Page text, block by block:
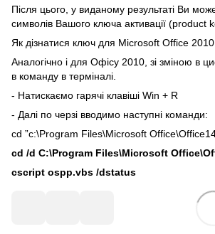
Після цього, у виданому результаті Ви
символів Вашого ключа активації (product
Як дізнатися ключ для Microsoft Office 2010
Аналогічно і для Офісу 2010, зі зміною в
в команду в терміналі.
- Натискаємо гарячі клавіші Win + R
- Далі по черзі вводимо наступні команди:
cd ”c:\Program Files\Microsoft
cd /d C:\Program Files\Microsoft
cscript ospp.vbs /dstatus